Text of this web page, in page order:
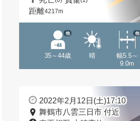
距離4217m
35～44歳
他
晴
幅5.5～
9.0m
他
2022年2月12日(土)17:10
舞鶴市八雲三日市 付近